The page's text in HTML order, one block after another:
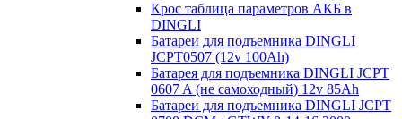
Крос таблица параметров АКБ в
DINGLI
Батареи для подъемника DINGLI
JCPT0507 (12v 100Ah)
Батарея для подъемника DINGLI JCPT
0607 A (не самоходный) 12v 85Ah
Батареи для подъемника DINGLI JCPT